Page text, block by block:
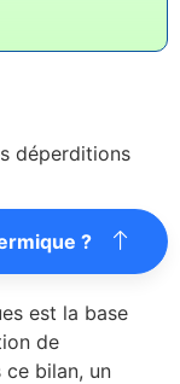
déperditions
?
est la base
de
bilan, un